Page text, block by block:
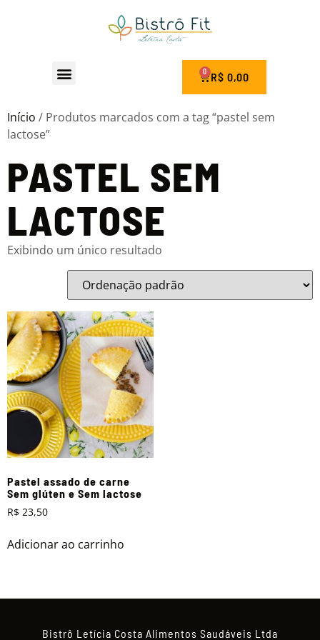
R$ 0,00
0
Início / Produtos marcados com a tag “pastel sem
lactose”
PASTEL SEM
LACTOSE
Exibindo um único resultado
Pastel assado de carne
Sem glúten e Sem lactose
R$ 23,50
Adicionar ao carrinho
Bistrô Letícia Costa Alimentos Saudáveis Ltda